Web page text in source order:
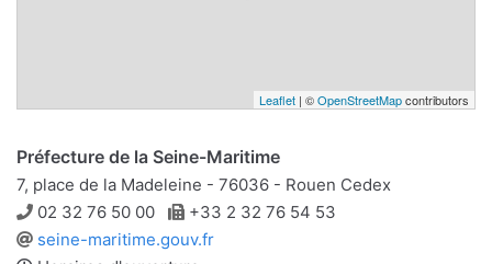
Leaflet | ©OpenStreetMapcontributors
Préfecture de la Seine-Maritime
7, place de la Madeleine - 76036 - Rouen Cedex
Téléphone
02 32 76 50 00 Télécopie
+33 2 32 76 54 53
Site
seine-maritime.gouv.fr